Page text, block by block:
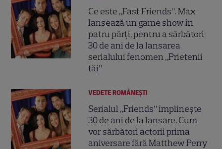
Ce este „Fast Friends”. Max
lansează un game show în
patru părți, pentru a sărbători
30 de ani de la lansarea
serialului fenomen „Prietenii
tăi”
VEDETE ROMÂNEŞTI
Serialul „Friends” împlinește
30 de ani de la lansare. Cum
vor sărbători actorii prima
aniversare fără Matthew Perry